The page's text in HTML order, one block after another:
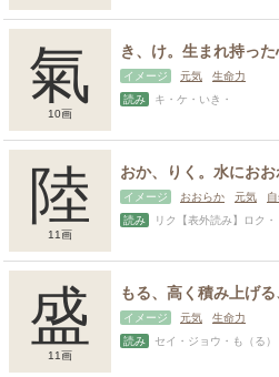
氣
10画
イメージ 元気
生命力
読み
キ・ケ・いき・
陸
11画
イメージ おおらか 元気
読み
リク【表外読み】ロク・【表外読み】おか・ くが・あつ・
盛
11画
イメージ 元気
生命力
読み
セイ・ジョウ・も（る）・さか（る）・さか（